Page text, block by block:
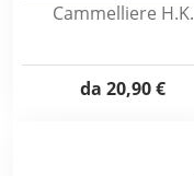
Cammelliere H.K.
da 20,90 €